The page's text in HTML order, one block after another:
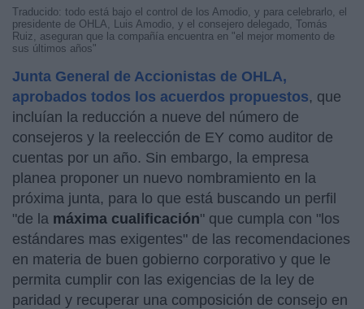
Traducido: todo está bajo el control de los Amodio, y para celebrarlo, el
presidente de OHLA, Luis Amodio, y el consejero delegado, Tomás
Ruiz, aseguran que la compañía encuentra en "el mejor momento de
sus últimos años"
Junta General de Accionistas de OHLA,
aprobados todos los acuerdos propuestos, que
incluían la reducción a nueve del número de
consejeros y la reelección de EY como auditor de
cuentas por un año. Sin embargo, la empresa
planea proponer un nuevo nombramiento en la
próxima junta, para lo que está buscando un perfil
"de la máxima cualificación" que cumpla con "los
estándares mas exigentes" de las recomendaciones
en materia de buen gobierno corporativo y que le
permita cumplir con las exigencias de la ley de
paridad y recuperar una composición de consejo en